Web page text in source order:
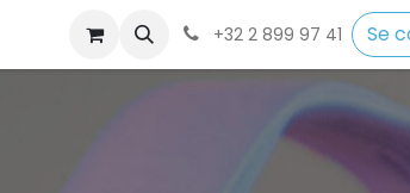
+32 2 899 97 41 Se